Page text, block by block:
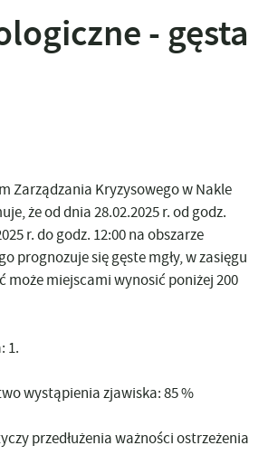
- gęsta
Zarządzania Kryzysowego w Nakle
żeod dnia 28.02.2025 r. od godz.
r. do godz. 12:00na obszarze
prognozuje się gęste mgły, w zasięgu
może miejscami wynosić poniżej 200
1.
wystąpienia zjawiska:85 %
przedłużenia ważności ostrzeżenia